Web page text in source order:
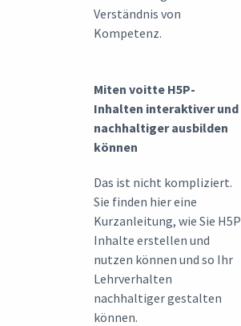
Verständnis von
Kompetenz.
Miten voitte H5P-
Inhalten interaktiver und
nachhaltiger ausbilden
können
Das ist nicht kompliziert.
Sie finden hier eine
Kurzanleitung, wie Sie H5P
Inhalte erstellen und
nutzen können und so Ihr
Lehrverhalten
nachhaltiger gestalten
können.